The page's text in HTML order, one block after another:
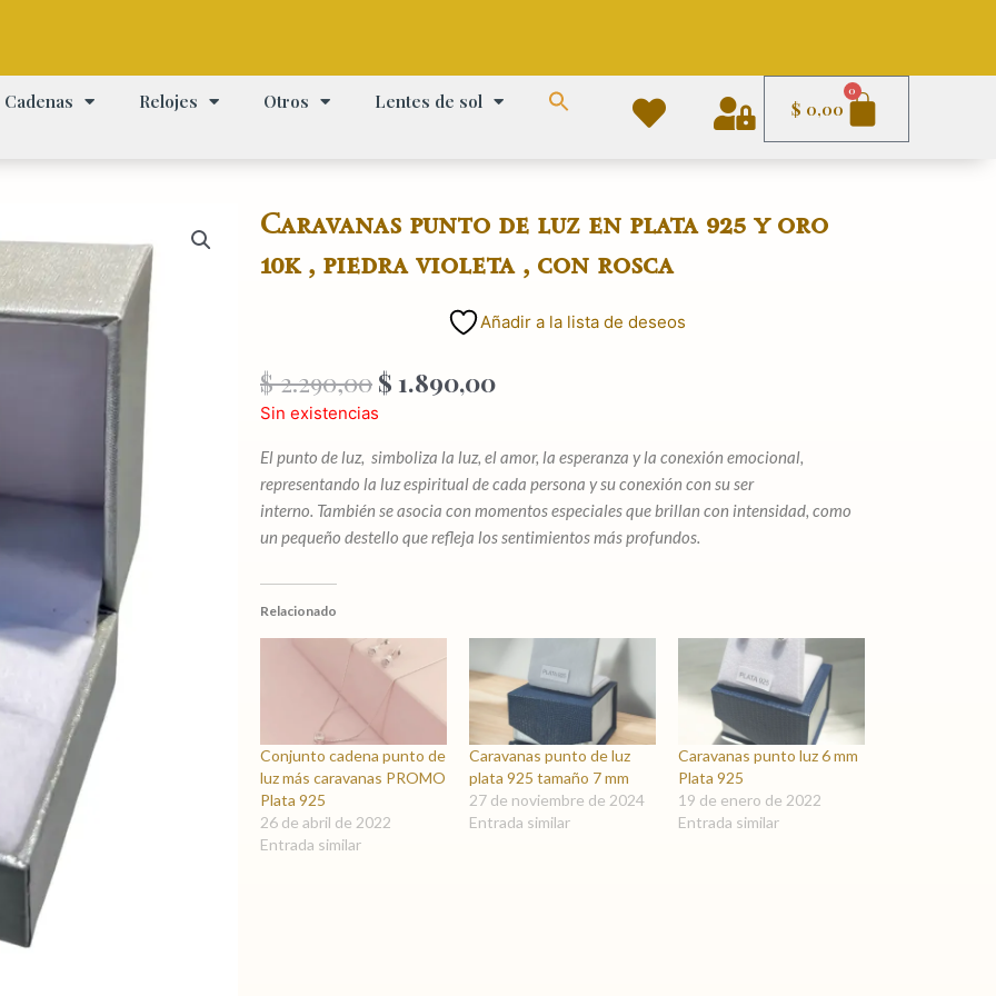
Cadenas Relojes Otros Lentes de sol $ 0,00
0
Carrito
Caravanas punto de luz en plata 925 y oro
10k , piedra violeta , con rosca
Añadir a la lista de deseos
$2.290,00 El
precio
era:
$ 2.290,00.
$ 1.890,00El
es:
$ 1.890,00.
Sin existencias
El punto de luz, simboliza la luz, el amor, la esperanza y la conexión emocional,
representando la luz espiritual de cada persona y su conexión con su ser
interno. También se asocia con momentos especiales que brillan con intensidad, como
un pequeño destello que refleja los sentimientos más profundos.
Relacionado
Conjunto cadena punto de
luz más caravanas PROMO
Plata 925
26 de abril de 2022
Entrada similar
Caravanas punto de luz
plata 925 tamaño 7 mm
27 de noviembre de 2024
Entrada similar
Caravanas punto luz 6 mm
Plata 925
19 de enero de 2022
Entrada similar